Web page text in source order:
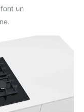
un